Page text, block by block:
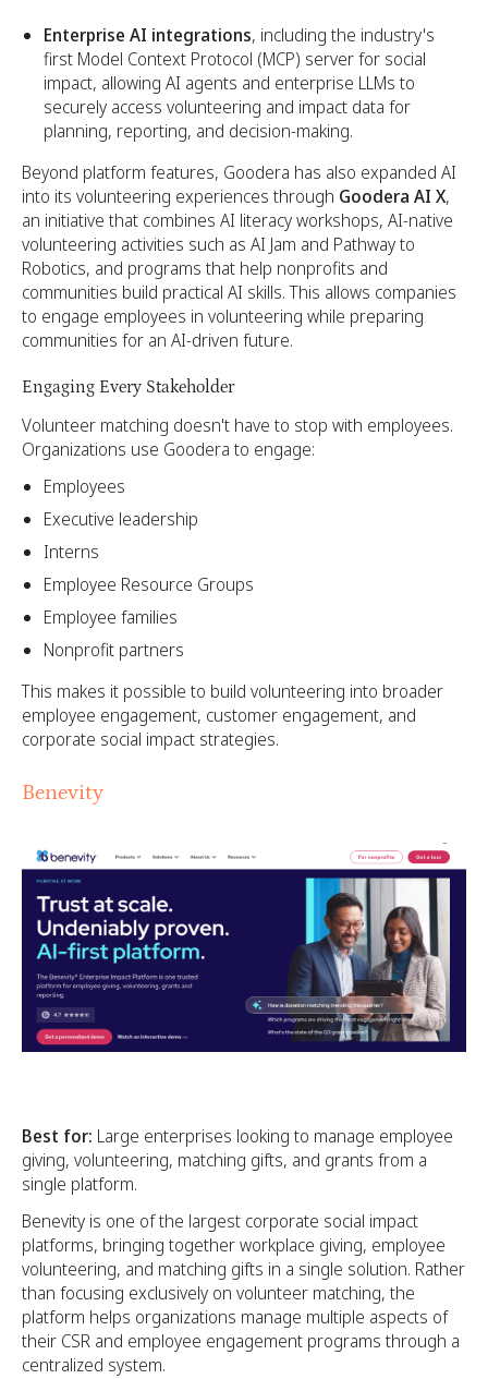
Enterprise AI integrations, including the industry's
first Model Context Protocol (MCP) server for social
impact, allowing AI agents and enterprise LLMs to
securely access volunteering and impact data for
planning, reporting, and decision-making.
Beyond platform features, Goodera has also expanded AI
into its volunteering experiences through Goodera AI X,
an initiative that combines AI literacy workshops, AI-native
volunteering activities such as AI Jam and Pathway to
Robotics, and programs that help nonprofits and
communities build practical AI skills. This allows companies
to engage employees in volunteering while preparing
communities for an AI-driven future.
Engaging Every Stakeholder
Volunteer matching doesn't have to stop with employees.
Organizations use Goodera to engage:
Employees
Executive leadership
Interns
Employee Resource Groups
Employee families
Nonprofit partners
This makes it possible to build volunteering into broader
employee engagement, customer engagement, and
corporate social impact strategies.
Benevity
Best for: Large enterprises looking to manage employee
giving, volunteering, matching gifts, and grants from a
single platform.
Benevity is one of the largest corporate social impact
platforms, bringing together workplace giving, employee
volunteering, and matching gifts in a single solution. Rather
than focusing exclusively on volunteer matching, the
platform helps organizations manage multiple aspects of
their CSR and employee engagement programs through a
centralized system.